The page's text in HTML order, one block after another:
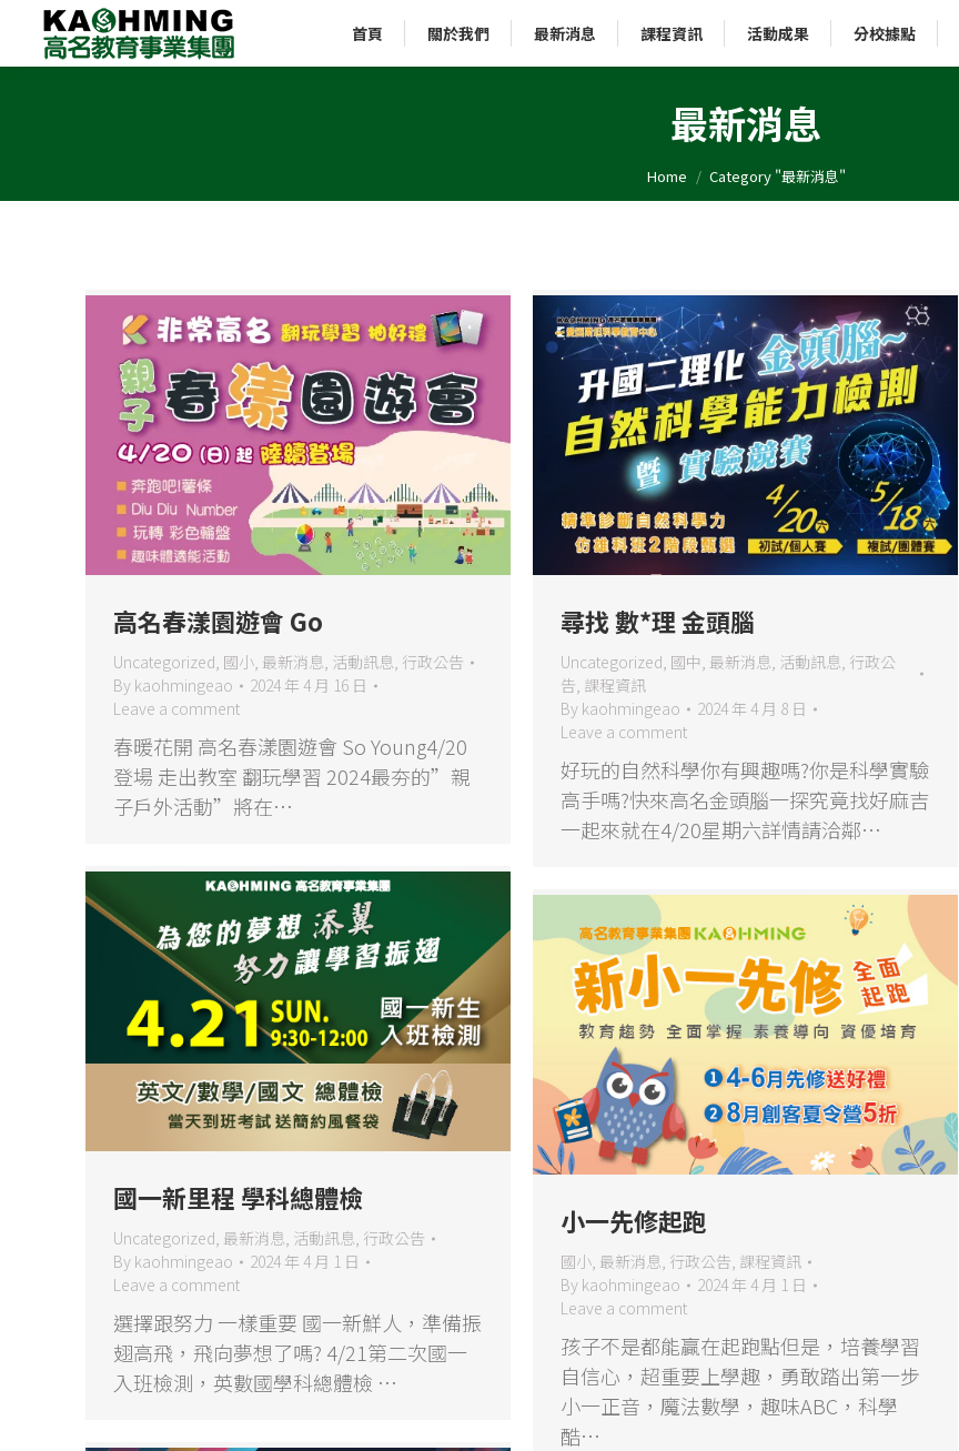
首頁 關於我們 最新消息 課程資訊 活動成果 分校據點
最新消息
You are here:
Home Category "最新消息"
高名春漾園遊會 Go
Uncategorized, 國小, 最新消息, 活動訊息, 行政公告
By kaohmingeao
2024 年 4 月 16 日
Leave a comment
春暖花開 高名春漾園遊會 So Young4/20
登場 走出教室 翻玩學習 2024最夯的”親
子戶外活動”將在…
尋找 數*理 金頭腦
Uncategorized, 國中, 最新消息, 活動訊息, 行政公
告, 課程資訊
By kaohmingeao
2024 年 4 月 8 日
Leave a comment
好玩的自然科學你有興趣嗎?你是科學實驗
高手嗎?快來高名金頭腦一探究竟找好麻吉
一起來就在4/20星期六詳情請洽鄰…
國一新里程 學科總體檢
Uncategorized, 最新消息, 活動訊息, 行政公告
By kaohmingeao
2024 年 4 月 1 日
Leave a comment
選擇跟努力 一樣重要 國一新鮮人，準備振
翅高飛，飛向夢想了嗎? 4/21第二次國一
入班檢測，英數國學科總體檢 …
小一先修起跑
國小, 最新消息, 行政公告, 課程資訊
By kaohmingeao
2024 年 4 月 1 日
Leave a comment
孩子不是都能贏在起跑點但是，培養學習
自信心，超重要上學趣，勇敢踏出第一步
小一正音，魔法數學，趣味ABC，科學
酷…